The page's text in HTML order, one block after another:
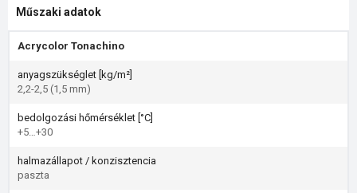
Műszaki adatok
Acrycolor Tonachino
anyagszükséglet [kg/m²]
2,2-2,5 (1,5 mm)
bedolgozási hőmérséklet [°C]
+5…+30
halmazállapot / konzisztencia
paszta